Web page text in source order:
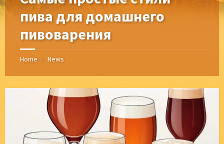
пива для домашнего
пивоварения
Home / News